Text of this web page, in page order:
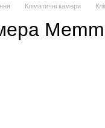
Кліматичні камери